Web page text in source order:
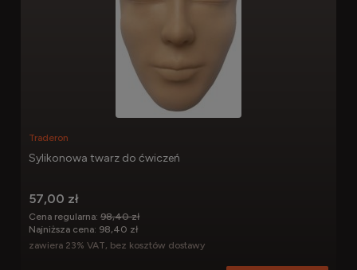
Sylikonowa twarz do ćwiczeń
Traderon
57,00 zł
zawiera 23% VAT, bez kosztów dostawy
Cena regularna: 98,40 zł
Najniższa cena: 98,40 zł